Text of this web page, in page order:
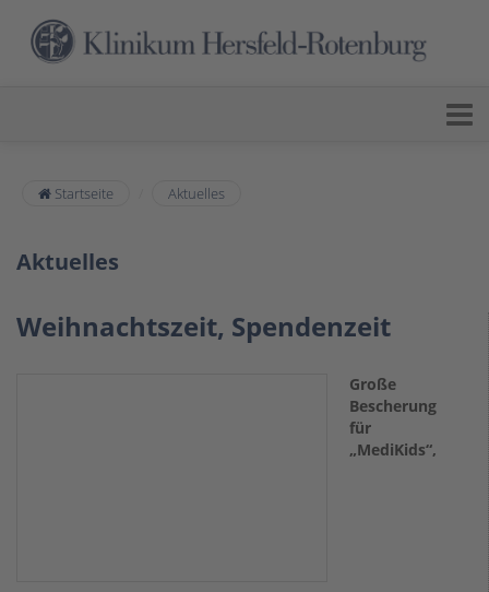
Startseite Aktuelles
Aktuelles
Weihnachtszeit, Spendenzeit
Große
Bescherung
für
„MediKids“,